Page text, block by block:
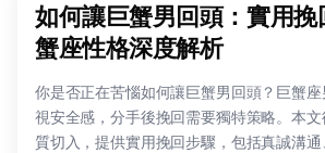
如何讓巨蟹男回頭：實用挽
蟹座性格深度解析
你是否正在苦惱如何讓巨蟹男回頭？巨蟹
視安全感，分手後挽回需要獨特策略。本
質切入，提供實用挽回步驟，包括真誠溝